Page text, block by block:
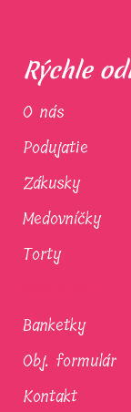
Rýchle
O nás
Podujatie
Zákusky
Medovníčky
Torty
Banketky
Obj. formulár
Kontakt